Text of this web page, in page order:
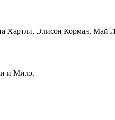
Хартли, Элисон Корман, Май
и Мило.